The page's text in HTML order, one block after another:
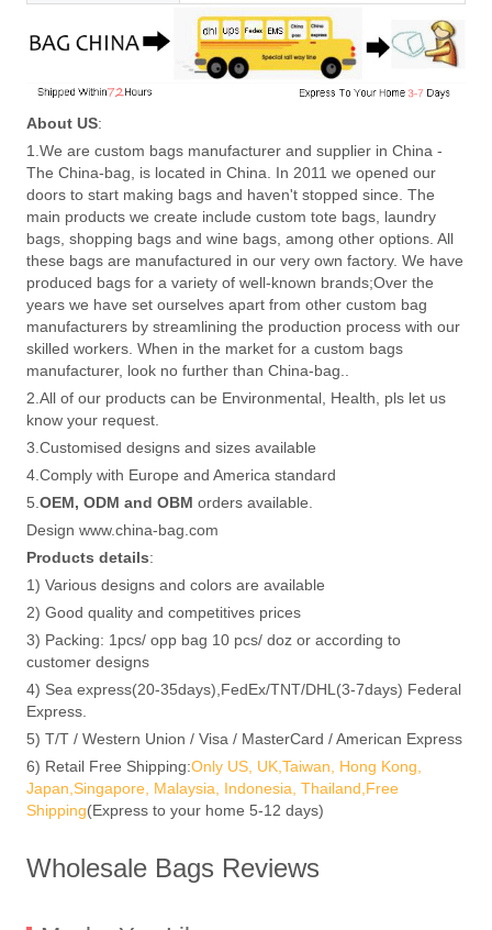
About US:
1.We are custom bags manufacturer and supplier in China -
The China-bag, is located in China. In 2011 we opened our
doors to start making bags and haven't stopped since. The
main products we create include custom tote bags, laundry
bags, shopping bags and wine bags, among other options. All
these bags are manufactured in our very own factory. We have
produced bags for a variety of well-known brands;Over the
years we have set ourselves apart from other custom bag
manufacturers by streamlining the production process with our
skilled workers. When in the market for a custom bags
manufacturer, look no further than China-bag..
2.All of our products can be Environmental, Health, pls let us
know your request.
3.Customised designs and sizes available
4.Comply with Europe and America standard
5.OEM, ODM and OBM orders available.
Design www.china-bag.com
Products details:
1) Various designs and colors are available
2) Good quality and competitives prices
3) Packing: 1pcs/ opp bag 10 pcs/ doz or according to
customer designs
4) Sea express(20-35days),FedEx/TNT/DHL(3-7days) Federal
Express.
5) T/T / Western Union / Visa / MasterCard / American Express
6) Retail Free Shipping:Only US, UK,Taiwan, Hong Kong,
Japan,Singapore, Malaysia, Indonesia, Thailand,Free
Shipping(Express to your home 5-12 days)
Wholesale Bags Reviews